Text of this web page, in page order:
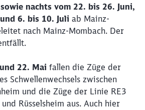
nachts vom 22. bis 26. Juni,
6. bis 10. Juli ab Mainz-
nach Mainz-Mombach. Der
22. Mai fallen die Züge der
Schwellenwechsels zwischen
und die Züge der Linie RE3
Rüsselsheim aus. Auch hier